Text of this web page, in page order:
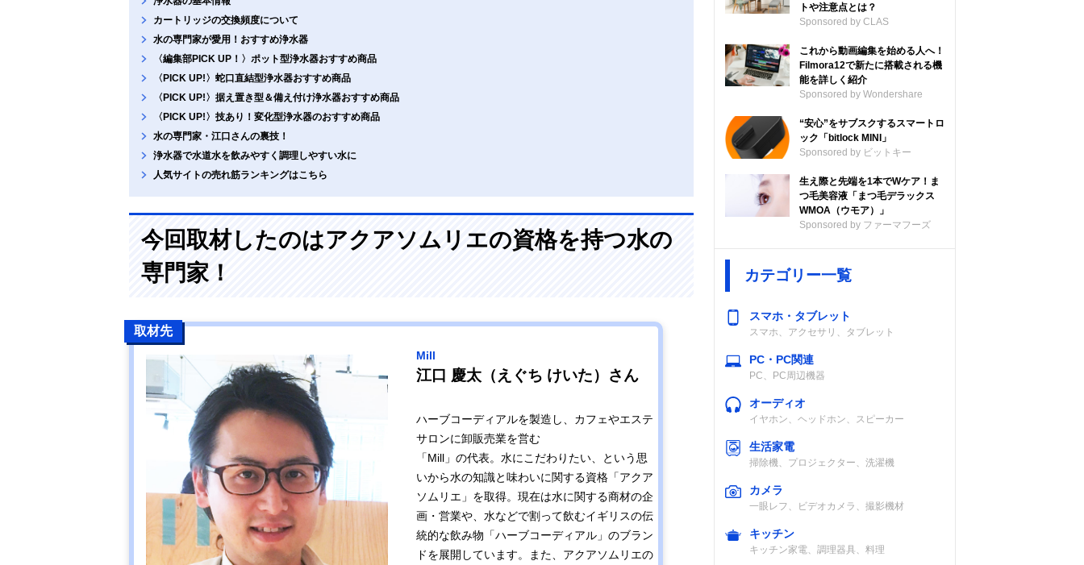
カートリッジの交換頻度について
水の専門家が愛用！おすすめ浄水器
〈編集部PICK UP！〉ポット型浄水器おすすめ商品
〈PICK UP!〉蛇口直結型浄水器おすすめ商品
〈PICK UP!〉据え置き型＆備え付け浄水器おすすめ商品
〈PICK UP!〉技あり！変化型浄水器のおすすめ商品
水の専門家・江口さんの裏技！
浄水器で水道水を飲みやすく調理しやすい水に
人気サイトの売れ筋ランキングはこちら
今回取材したのはアクアソムリエの資格を持つ水の
専門家！
取材先
Mill
江口 慶太（えぐち けいた）さん
ハーブコーディアルを製造し、カフェやエステ
サロンに卸販売業を営む
「Mill」の代表。水にこだわりたい、という思
いから水の知識と味わいに関する資格「アクア
ソムリエ」を取得。現在は水に関する商材の企
画・営業や、水などで割って飲むイギリスの伝
統的な飲み物「ハーブコーディアル」のブラン
ドを展開しています。また、アクアソムリエの
トや注意点とは？
Sponsored by CLAS
これから動画編集を始める人へ！
Filmora12で新たに搭載される機
能を詳しく紹介
Sponsored by Wondershare
“安心”をサブスクするスマートロ
ック「bitlock MINI」
Sponsored by ビットキー
生え際と先端を1本でWケア！ま
つ毛美容液「まつ毛デラックス
WMOA（ウモア）」
Sponsored by ファーマフーズ
カテゴリー一覧
スマホ・タブレット
スマホ、アクセサリ、タブレット
PC・PC関連
PC、PC周辺機器
オーディオ
イヤホン、ヘッドホン、スピーカー
生活家電
掃除機、プロジェクター、洗濯機
カメラ
一眼レフ、ビデオカメラ、撮影機材
キッチン
キッチン家電、調理器具、料理